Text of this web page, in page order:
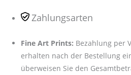
Zahlungsarten
Fine Art Prints: Bezahlung per
erhalten nach der Bestellung
überweisen Sie den